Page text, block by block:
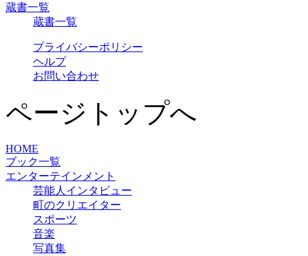
蔵書一覧
蔵書一覧
プライバシーポリシー
ヘルプ
お問い合わせ
ページトップへ
HOME
ブック一覧
エンターテインメント
芸能人インタビュー
町のクリエイター
スポーツ
音楽
写真集